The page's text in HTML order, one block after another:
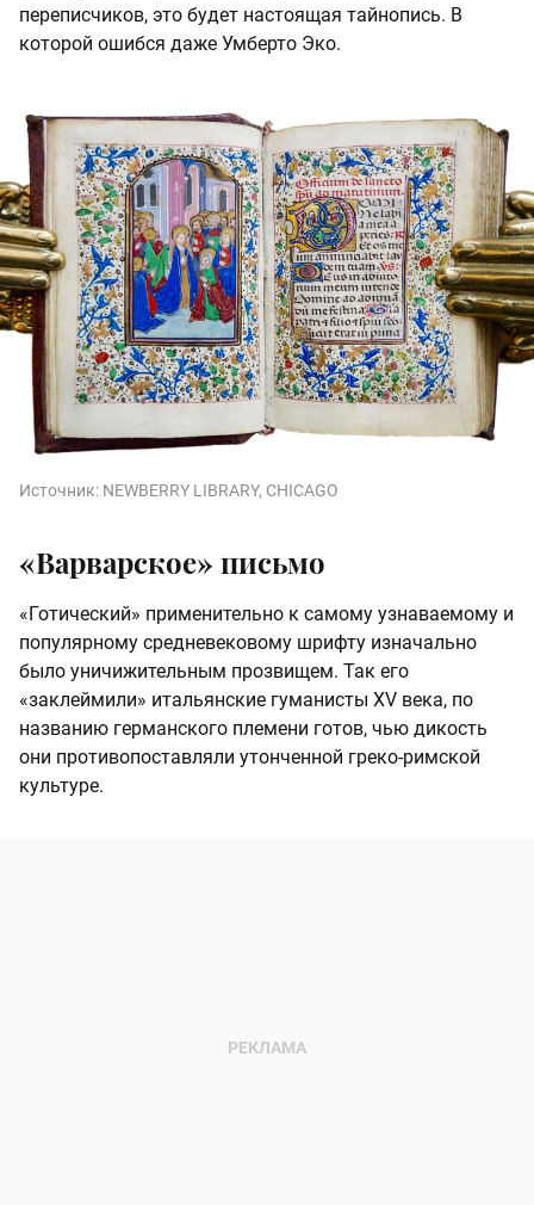
переписчиков, это будет настоящая тайнопись. В
которой ошибся даже Умберто Эко.
Источник: NEWBERRY LIBRARY, CHICAGO
«Варварское» письмо
«Готический» применительно к самому узнаваемому и
популярному средневековому шрифту изначально
было уничижительным прозвищем. Так его
«заклеймили» итальянские гуманисты XV века, по
названию германского племени готов, чью дикость
они противопоставляли утонченной греко-римской
культуре.